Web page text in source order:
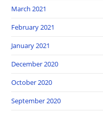
March 2021
February 2021
January 2021
December 2020
October 2020
September 2020